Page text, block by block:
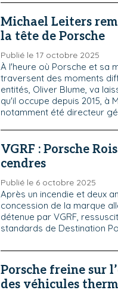
Michael Leiters
la tête de Porsche
Publié le 17 octobre 2025
À l'heure où Porsche et sa
traversent des moments
entités, Oliver Blume, va
qu'il occupe depuis 2015, à
notamment été directeur
VGRF : Porsche
cendres
Publié le 6 octobre 2025
Après un incendie et deux
concession de la marque
détenue par VGRF,
standards de Destination
Porsche freine sur
des véhicules